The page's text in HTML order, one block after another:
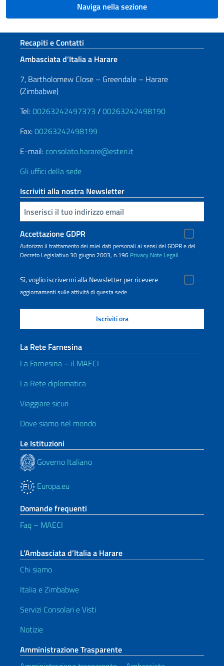
Naviga nella sezione
Sezione footer
Recapiti e Contatti
Ambasciata d’Italia a Harare
7, Bartholomew Close – Greendale – Harare
(Zimbabwe)
Tel:00263242497373 /00263242498190
Fax:00263242498199
E-mail: consolato.harare@esteri.it
Gli uffici della sede
Iscriviti alla nostra Newsletter
Inserisci la tua email
Accettazione GDPR
Autorizzo il trattamento dei miei dati personali ai sensi del GDPR e del
Decreto Legislativo 30 giugno 2003, n.196 Privacy Note Legali
Sì, voglio iscrivermi alla Newsletter per ricevere
aggiornamenti sulle attività di questa sede
La Rete Farnesina
La Farnesina – il MAECI
La Rete diplomatica
Viaggiare sicuri
Dove siamo nel mondo
Le Istituzioni
Governo Italiano
Europa.eu
Domande frequenti
Faq – MAECI
L’Ambasciata d’Italia a Harare
Chi siamo
Italia e Zimbabwe
Servizi Consolari e Visti
Notizie
Amministrazione Trasparente